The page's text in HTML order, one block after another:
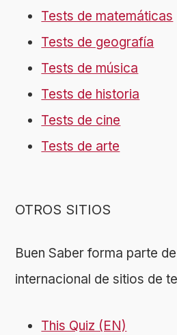
Tests de matemáticas
Tests de geografía
Tests de música
Tests de historia
Tests de cine
Tests de arte
OTROS SITIOS
Buen Saber forma parte
internacional de sitios de
This Quiz (EN)